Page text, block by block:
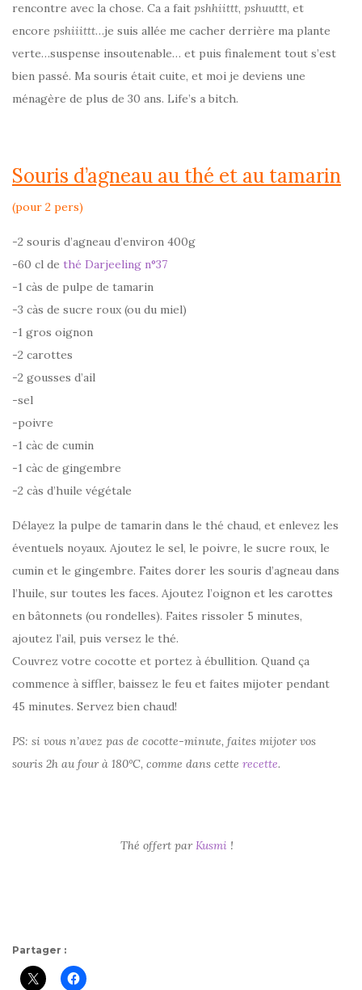
rencontre avec la chose. Ca a fait pshhiittt, pshuuttt, et
encore pshiiittt…je suis allée me cacher derrière ma plante
verte…suspense insoutenable… et puis finalement tout s’est
bien passé. Ma souris était cuite, et moi je deviens une
ménagère de plus de 30 ans. Life’s a bitch.
Souris d’agneau au thé et au tamarin
(pour 2 pers)
-2 souris d’agneau d’environ 400g
-60 cl de thé Darjeeling n°37
-1 càs de pulpe de tamarin
-3 càs de sucre roux (ou du miel)
-1 gros oignon
-2 carottes
-2 gousses d’ail
-sel
-poivre
-1 càc de cumin
-1 càc de gingembre
-2 càs d’huile végétale
Délayez la pulpe de tamarin dans le thé chaud, et enlevez les
éventuels noyaux. Ajoutez le sel, le poivre, le sucre roux, le
cumin et le gingembre. Faites dorer les souris d’agneau dans
l’huile, sur toutes les faces. Ajoutez l’oignon et les carottes
en bâtonnets (ou rondelles). Faites rissoler 5 minutes,
ajoutez l’ail, puis versez le thé.
Couvrez votre cocotte et portez à ébullition. Quand ça
commence à siffler, baissez le feu et faites mijoter pendant
45 minutes. Servez bien chaud!
PS: si vous n’avez pas de cocotte-minute, faites mijoter vos
souris 2h au four à 180°C, comme dans cette recette.
Thé offert parKusmi !
Partager :